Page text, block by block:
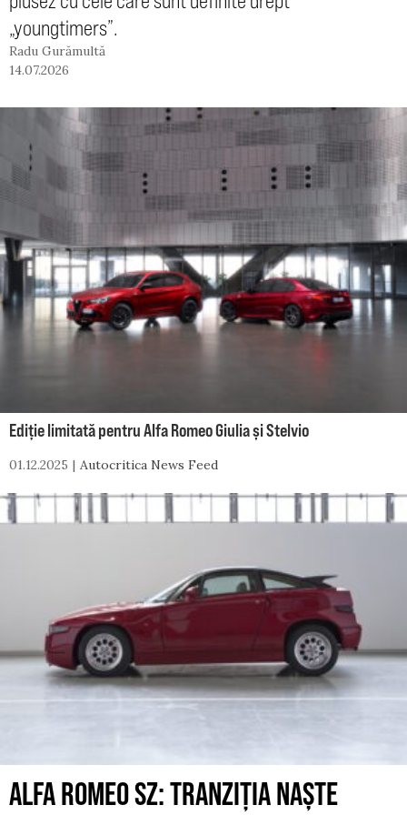
„youngtimers”.
Radu Gurămultă
14.07.2026
Ediție limitată pentru Alfa Romeo Giulia și Stelvio
01.12.2025 Autocritica News Feed
ALFA ROMEO SZ: TRANZIȚIA NAȘTE